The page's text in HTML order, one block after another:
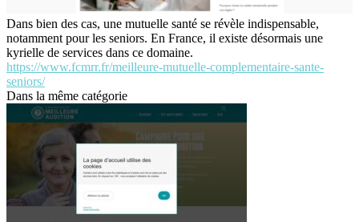
Dans bien des cas, une mutuelle santé se révèle indispensable,
notamment pour les seniors. En France, il existe désormais une
kyrielle de services dans ce domaine.
https://www.fcmrr.fr/meilleure-mutuelle-complementaire-sante-
seniors/
Dans la même catégorie